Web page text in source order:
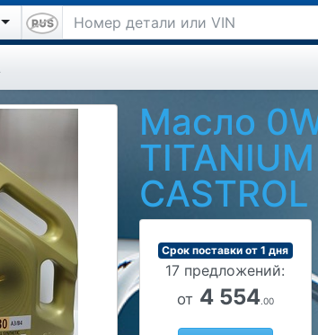
Масло
Срок поставки от 1 дня
17 предложений:
от 4 554.00